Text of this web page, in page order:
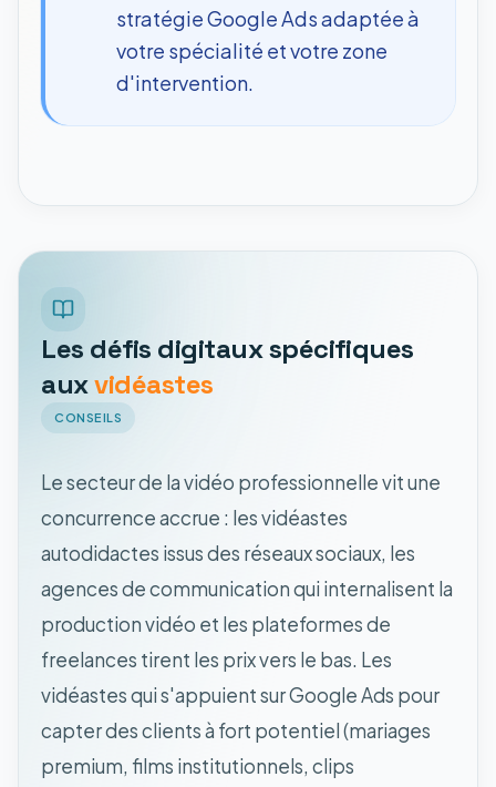
stratégie Google Ads adaptée à
votre spécialité et votre zone
d'intervention.
Les défis digitaux spécifiques
auxvidéastes
CONSEILS
Le secteur de la vidéo professionnelle vit une
concurrence accrue : les vidéastes
autodidactes issus des réseaux sociaux, les
agences de communication qui internalisent la
production vidéo et les plateformes de
freelances tirent les prix vers le bas. Les
vidéastes qui s'appuient sur Google Ads pour
capter des clients à fort potentiel (mariages
premium, films institutionnels, clips